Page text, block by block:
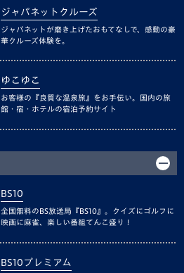
ジャパネットクルーズ
ジャパネットが磨き上げたおもてなしで、感動の豪
華クルーズ体験を。
ゆこゆこ
お客様の『良質な温泉旅』をお手伝い。国内の旅
館・宿・ホテルの宿泊予約サイト
BS10
全国無料のBS放送局『BS10』。クイズにゴルフに
映画に麻雀、楽しい番組てんこ盛り！
BS10プレミアム